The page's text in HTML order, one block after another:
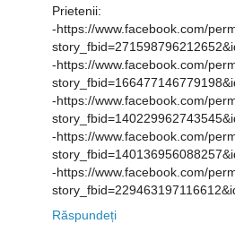
Prietenii:
-https://www.facebook.com/
-https://www.facebook.com/
-https://www.facebook.com/
-https://www.facebook.com/
-https://www.facebook.com/
Răspundeți